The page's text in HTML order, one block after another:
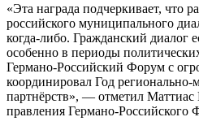
«Эта награда подчеркивает, что
российского муниципального
когда-либо. Гражданский диалог
особенно в периоды
Германо-Российский Форум с
координировал Год
партнёрств», — отметил Маттиас
правления Германо-Российского